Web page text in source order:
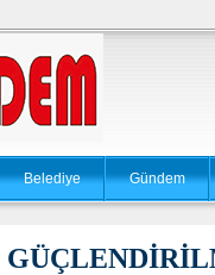
Belediye Gündem